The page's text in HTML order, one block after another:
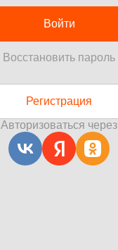
Войти
Восстановить пароль
Регистрация
Авторизоваться через